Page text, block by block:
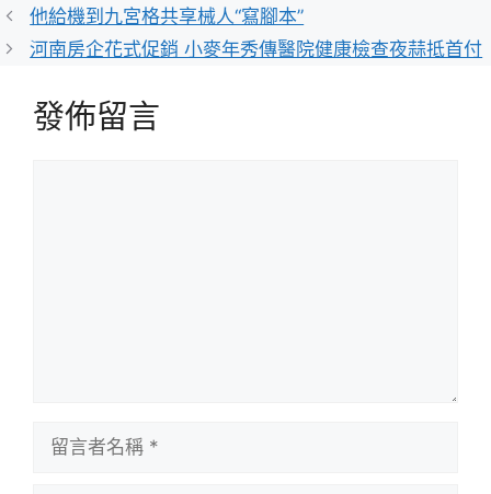
類
他給機到九宮格共享械人“寫腳本”
河南房企花式促銷 小麥年秀傳醫院健康檢查夜蒜抵首付
發佈留言